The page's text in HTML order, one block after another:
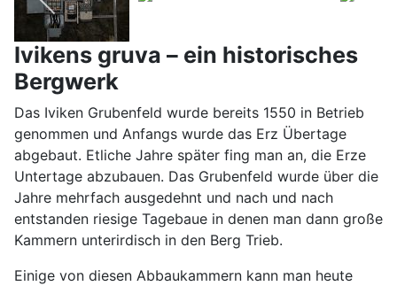
Ivikens gruva – ein historisches
Bergwerk
Das Iviken Grubenfeld wurde bereits 1550 in Betrieb
genommen und Anfangs wurde das Erz Übertage
abgebaut. Etliche Jahre später fing man an, die Erze
Untertage abzubauen. Das Grubenfeld wurde über die
Jahre mehrfach ausgedehnt und nach und nach
entstanden riesige Tagebaue in denen man dann große
Kammern unterirdisch in den Berg Trieb.
Einige von diesen Abbaukammern kann man heute